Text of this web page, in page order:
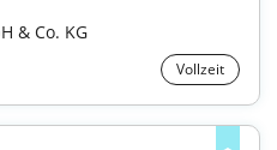
& Co. KG
Vollzeit